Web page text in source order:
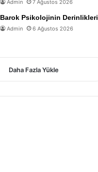
Admin 7 Ağustos 2026
Barok Psikolojinin Derinlikleri
Admin 6 Ağustos 2026
Daha Fazla Yükle